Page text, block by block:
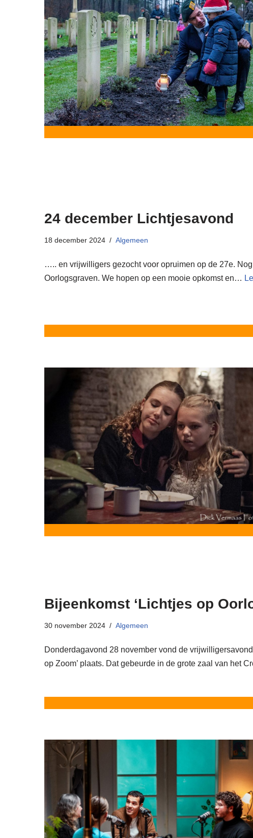
24 december Lichtjesavond
18 december 2024 Algemeen
….. en vrijwilligers gezocht voor opruimen op de 27e.
Oorlogsgraven. We hopen op een mooie opkomst en…
Bijeenkomst ‘Lichtjes op
30 november 2024 Algemeen
Donderdagavond 28 november vond de
op Zoom’ plaats. Dat gebeurde in de grote zaal van het